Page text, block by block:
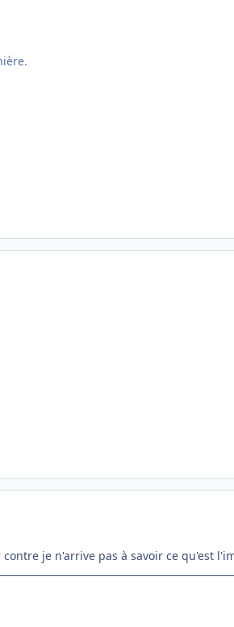
je n'arrive pas à savoir ce qu'est